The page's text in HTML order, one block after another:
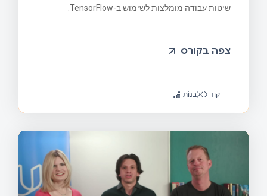
שיטות עבודה מומלצות לשימוש ב-TensorFlow.
צפה בקורס
קוד לִבנוֹת